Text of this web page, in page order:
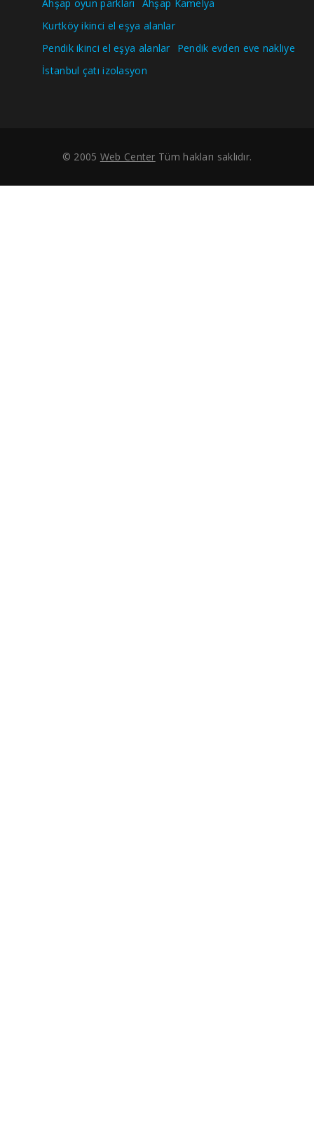
Ahşap oyun parkları
Ahşap Kamelya
Kurtköy ikinci el eşya alanlar
Pendik ikinci el eşya alanlar
Pendik evden eve nakliye
İstanbul çatı izolasyon
© 2005 Web Center Tüm hakları saklıdır.